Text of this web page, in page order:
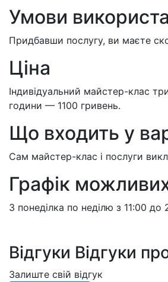
Умови
Придбавши послугу, ви маєте
Ціна
Індивідуальний майстер-клас
години — 1100 гривень.
Що входить у
Сам майстер-клас і послуги
Графік
З понеділка по неділю з 11:00 до
Відгуки Відгуки
Залиште свій відгук